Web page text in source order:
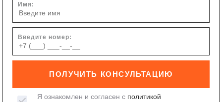
Имя:
Введите номер:
ПОЛУЧИТЬ КОНСУЛЬТАЦИЮ
Я ознакомлен и согласен с политикой